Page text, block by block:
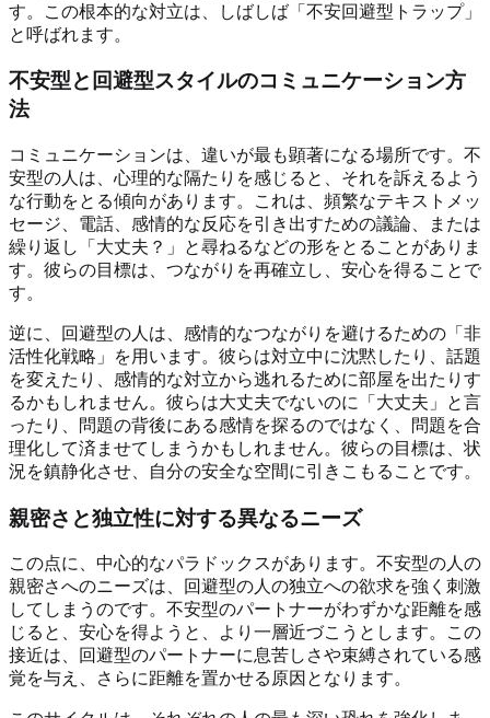
す。この根本的な対立は、しばしば「不安回避型トラップ」
と呼ばれます。
不安型と回避型スタイルのコミュニケーション方
法
コミュニケーションは、違いが最も顕著になる場所です。不
安型の人は、心理的な隔たりを感じると、それを訴えるよう
な行動をとる傾向があります。これは、頻繁なテキストメッ
セージ、電話、感情的な反応を引き出すための議論、または
繰り返し「大丈夫？」と尋ねるなどの形をとることがありま
す。彼らの目標は、つながりを再確立し、安心を得ることで
す。
逆に、回避型の人は、感情的なつながりを避けるための「非
活性化戦略」を用います。彼らは対立中に沈黙したり、話題
を変えたり、感情的な対立から逃れるために部屋を出たりす
るかもしれません。彼らは大丈夫でないのに「大丈夫」と言
ったり、問題の背後にある感情を探るのではなく、問題を合
理化して済ませてしまうかもしれません。彼らの目標は、状
況を鎮静化させ、自分の安全な空間に引きこもることです。
親密さと独立性に対する異なるニーズ
この点に、中心的なパラドックスがあります。不安型の人の
親密さへのニーズは、回避型の人の独立への欲求を強く刺激
してしまうのです。不安型のパートナーがわずかな距離を感
じると、安心を得ようと、より一層近づこうとします。この
接近は、回避型のパートナーに息苦しさや束縛されている感
覚を与え、さらに距離を置かせる原因となります。